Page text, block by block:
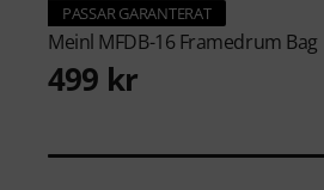
PASSAR GARANTERAT
Meinl MFDB-16 Framedrum Bag
499 kr